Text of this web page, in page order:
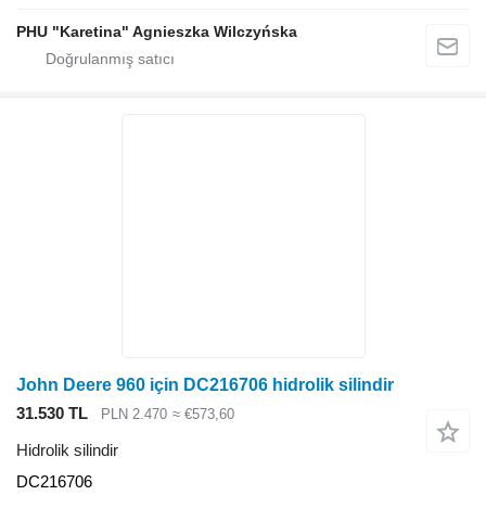
PHU "Karetina" Agnieszka Wilczyńska
John Deere 960 için DC216706 hidrolik silindir
31.530 TL
PLN 2.470 ≈ €573,60
Hidrolik silindir
DC216706